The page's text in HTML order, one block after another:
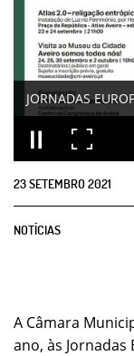
23SETEMBRO2021
NOTÍCIAS
A Câmara
ano, às